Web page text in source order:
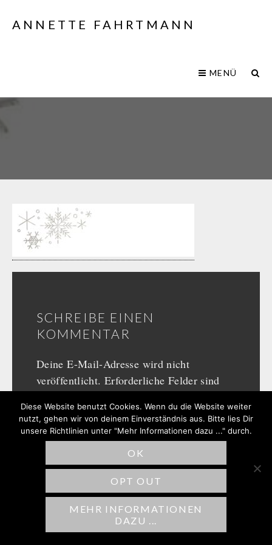
ANNETTE FAHRTMANN
MENÜ
SCHREIBE EINEN
KOMMENTAR
Deine E-Mail-Adresse wird nicht
veröffentlicht. Erforderliche Felder sind
Kommentar*
Diese Website benutzt Cookies. Wenn du die Website weiter
nutzt, gehen wir von deinem Einverständnis aus. Bitte lies Dir
unsere Richtlinien unter "Mehr Informationen dazu ..." durch.
OK
OPT OUT
MEHR INFORMATIONEN
DAZU ...